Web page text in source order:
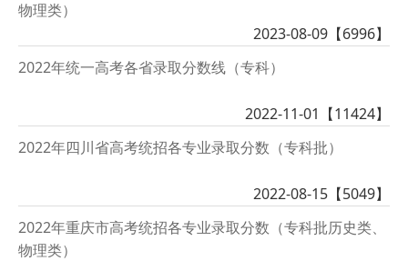
物理类）
2023-08-09【6996】
2022年统一高考各省录取分数线（专科）
2022-11-01【11424】
2022年四川省高考统招各专业录取分数（专科批）
2022-08-15【5049】
2022年重庆市高考统招各专业录取分数（专科批历史类、
物理类）